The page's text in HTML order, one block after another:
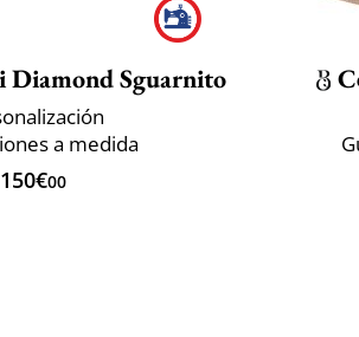
Diamond Sguarnito
a medida
150€00